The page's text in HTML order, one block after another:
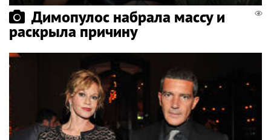
Димопулос набрала массу и
раскрыла причину